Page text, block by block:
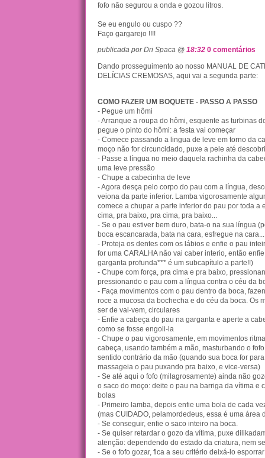
fofo não segurou a onda e gozou litros.
Se eu engulo ou cuspo ??
Faço gargarejo !!!!
publicada por Dri Spaca @ 18:32 0 comentários
Dando prosseguimento ao nosso MANUAL DE
DELÍCIAS CREMOSAS, aqui vai a segunda parte:
COMO FAZER UM BOQUETE - PASSO A PASSO
- Pegue um hômi
- Arranque a roupa do hômi, esquente as turbinas
pegue o pinto do hômi: a festa vai começar
- Comece passando a lingua de leve em torno da
moço não for circuncidado, puxe a pele até
- Passe a língua no meio daquela rachinha da
uma leve pressão
- Chupe a cabecinha de leve
- Agora desça pelo corpo do pau com a língua,
veiona da parte inferior. Lamba vigorosamente
comece a chupar a parte inferior do pau por toda a
cima, pra baixo, pra cima, pra baixo...
- Se o pau estiver bem duro, bata-o na sua língua
boca escancarada, bata na cara, esfregue na cara...
- Proteja os dentes com os lábios e enfie o pau
for uma CARALHA não vai caber interio, então
garganta profunda*** é um subcapítulo a parte!!)
- Chupe com força, pra cima e pra baixo,
pressionando o pau com a língua contra o céu da
- Faça movimentos com o pau dentro da boca,
roce a mucosa da bochecha e do céu da boca. Os
ser de vai-vem, circulares
- Enfie a cabeça do pau na garganta e aperte a
como se fosse engoli-la
- Chupe o pau vigorosamente, em movimentos
cabeça, usando também a mão, masturbando o
sentido contrário da mão (quando sua boca for
massageia o pau puxando pra baixo, e vice-versa)
- Se até aqui o fofo (milagrosamente) ainda não
o saco do moço: deite o pau na barriga da vítima e
bolas
- Primeiro lamba, depois enfie uma bola de cada
(mas CUIDADO, pelamordedeus, essa é uma área
- Se conseguir, enfie o saco inteiro na boca.
- Se quiser retardar o gozo da vítima, puxe
atenção: dependendo do estado da criatura, nem
- Se o fofo gozar, fica a seu critério deixá-lo